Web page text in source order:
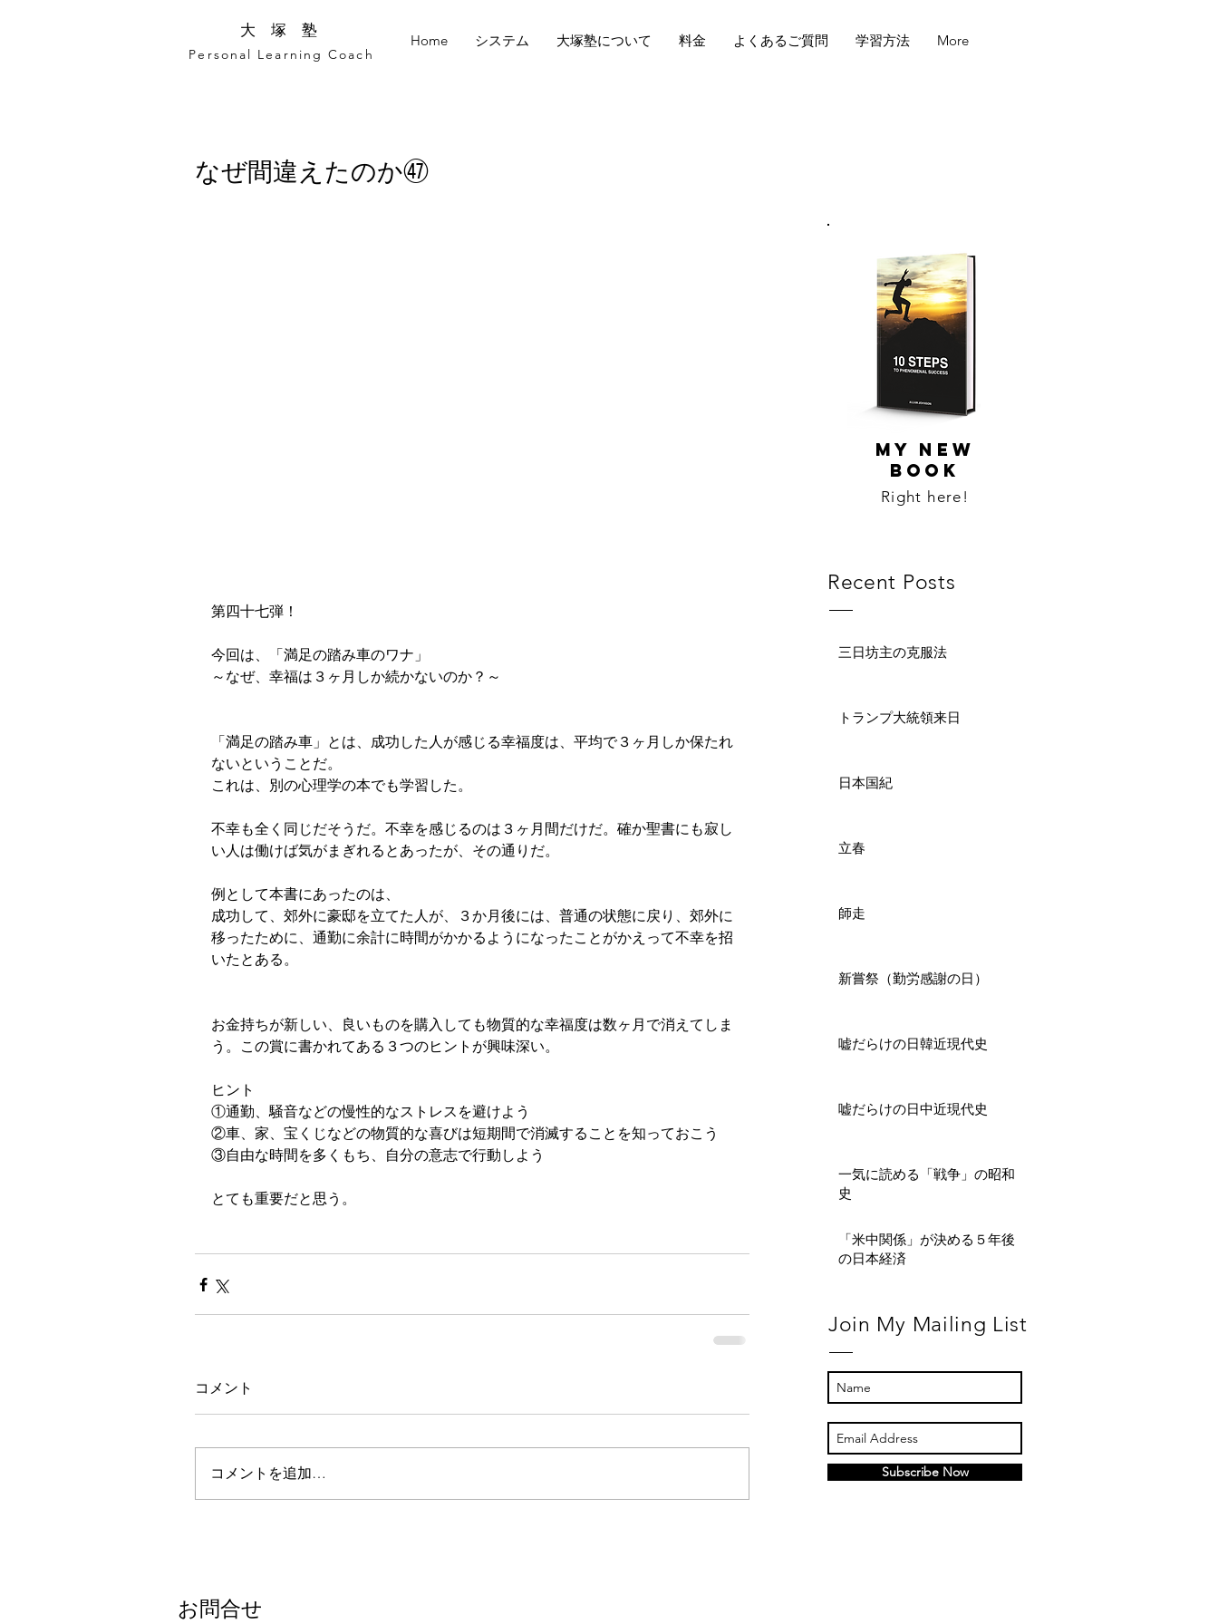
​大 塚 塾
Personal Learning Coach
Home システム 大塚塾について 料金 よくあるご質問 学習方法 More
MY NEW
BOOK
Right here!
Recent Posts
三日坊主の克服法
トランプ大統領来日
日本国紀
立春
師走
新嘗祭（勤労感謝の日）
嘘だらけの日韓近現代史
嘘だらけの日中近現代史
一気に読める「戦争」の昭和
史
「米中関係」が決める５年後
の日本経済
Join My Mailing List
Subscribe Now
なぜ間違えたのか㊼
第四十七弾！
今回は、「満足の踏み車のワナ」
～なぜ、幸福は３ヶ月しか続かないのか？～
「満足の踏み車」とは、成功した人が感じる幸福度は、平均で３ヶ月しか保たれ
ないということだ。
これは、別の心理学の本でも学習した。
不幸も全く同じだそうだ。不幸を感じるのは３ヶ月間だけだ。確か聖書にも寂し
い人は働けば気がまぎれるとあったが、その通りだ。
例として本書にあったのは、
成功して、郊外に豪邸を立てた人が、３か月後には、普通の状態に戻り、郊外に
移ったために、通勤に余計に時間がかかるようになったことがかえって不幸を招
いたとある。
お金持ちが新しい、良いものを購入しても物質的な幸福度は数ヶ月で消えてしま
う。この賞に書かれてある３つのヒントが興味深い。
ヒント
①通勤、騒音などの慢性的なストレスを避けよう
②車、家、宝くじなどの物質的な喜びは短期間で消滅することを知っておこう
③自由な時間を多くもち、自分の意志で行動しよう
とても重要だと思う。
コメント
コメントを追加…
お問合せ